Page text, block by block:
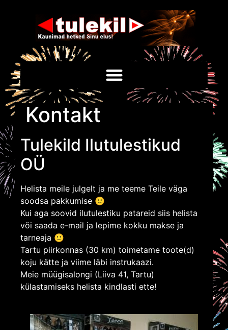
Kontakt
Tulekild Ilutulestikud
OÜ
Helista meile julgelt ja me teeme Teile väga
soodsa pakkumise 🙂
Kui aga soovid ilutulestiku patareid siis helista
või saada e-mail ja lepime kokku makse ja
tarneaja 🙂
Tartu piirkonnas (30 km) toimetame toote(d)
koju kätte ja viime läbi instrukaazi.
Meie müügisalongi (Liiva 41, Tartu)
külastamiseks helista kindlasti ette!